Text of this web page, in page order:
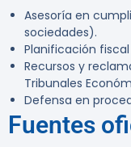
Asesoría en
sociedades).
Planificación
Recursos y
Tribunales
Defensa en
Fuentes